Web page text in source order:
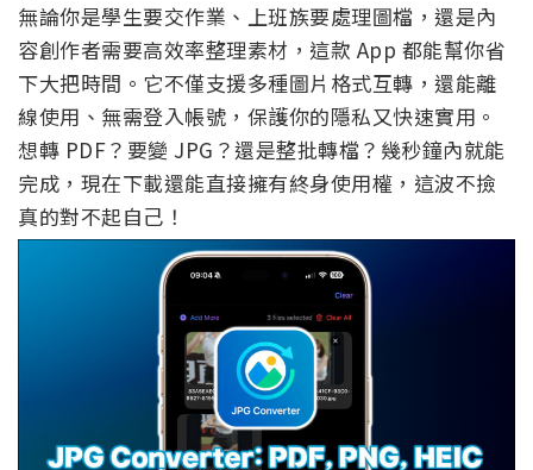
無論你是學生要交作業、上班族要處理圖檔，還是內
容創作者需要高效率整理素材，這款 App 都能幫你省
下大把時間。它不僅支援多種圖片格式互轉，還能離
線使用、無需登入帳號，保護你的隱私又快速實用。
想轉 PDF？要變 JPG？還是整批轉檔？幾秒鐘內就能
完成，現在下載還能直接擁有終身使用權，這波不撿
真的對不起自己！